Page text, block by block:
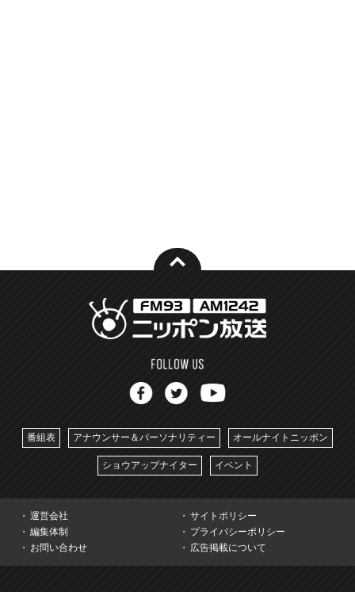
番組表 アナウンサー＆パーソナリティー オールナイトニッポン
ショウアップナイター イベント
運営会社
サイトポリシー
編集体制
プライバシーポリシー
お問い合わせ
広告掲載について